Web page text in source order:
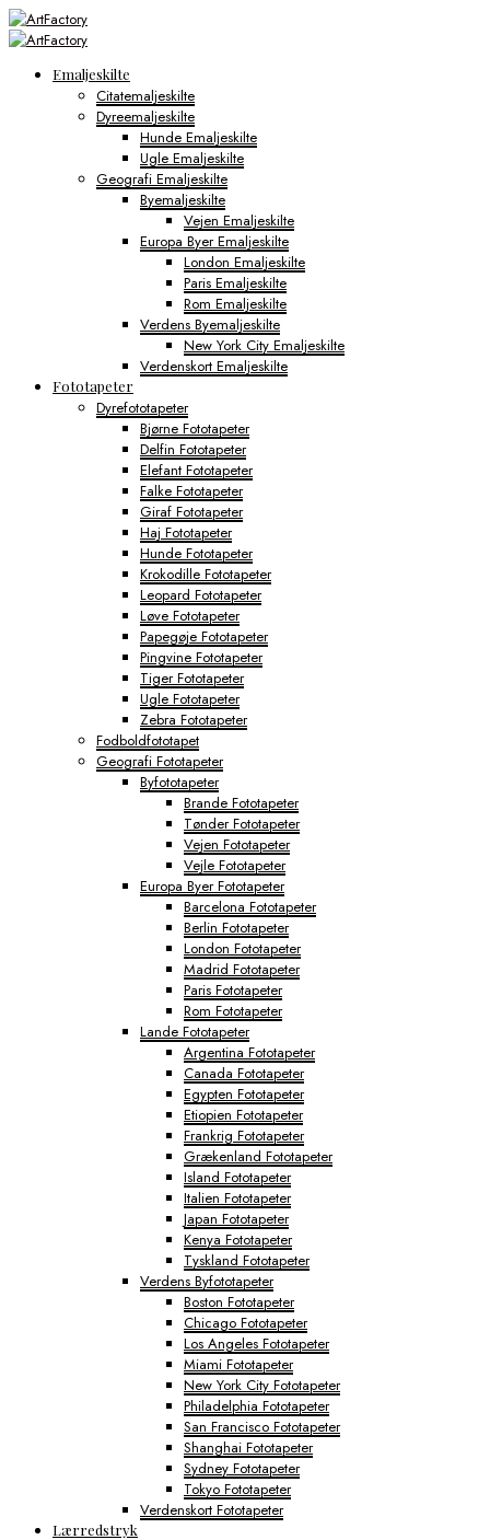
Emaljeskilte
Citatemaljeskilte
Dyreemaljeskilte
Hunde Emaljeskilte
Ugle Emaljeskilte
Geografi Emaljeskilte
Byemaljeskilte
Vejen Emaljeskilte
Europa Byer Emaljeskilte
London Emaljeskilte
Paris Emaljeskilte
Rom Emaljeskilte
Verdens Byemaljeskilte
New York City Emaljeskilte
Verdenskort Emaljeskilte
Fototapeter
Dyrefototapeter
Bjørne Fototapeter
Delfin Fototapeter
Elefant Fototapeter
Falke Fototapeter
Giraf Fototapeter
Haj Fototapeter
Hunde Fototapeter
Krokodille Fototapeter
Leopard Fototapeter
Løve Fototapeter
Papegøje Fototapeter
Pingvine Fototapeter
Tiger Fototapeter
Ugle Fototapeter
Zebra Fototapeter
Fodboldfototapet
Geografi Fototapeter
Byfototapeter
Brande Fototapeter
Tønder Fototapeter
Vejen Fototapeter
Vejle Fototapeter
Europa Byer Fototapeter
Barcelona Fototapeter
Berlin Fototapeter
London Fototapeter
Madrid Fototapeter
Paris Fototapeter
Rom Fototapeter
Lande Fototapeter
Argentina Fototapeter
Canada Fototapeter
Egypten Fototapeter
Etiopien Fototapeter
Frankrig Fototapeter
Grækenland Fototapeter
Island Fototapeter
Italien Fototapeter
Japan Fototapeter
Kenya Fototapeter
Tyskland Fototapeter
Verdens Byfototapeter
Boston Fototapeter
Chicago Fototapeter
Los Angeles Fototapeter
Miami Fototapeter
New York City Fototapeter
Philadelphia Fototapeter
San Francisco Fototapeter
Shanghai Fototapeter
Sydney Fototapeter
Tokyo Fototapeter
Verdenskort Fototapeter
Lærredstryk